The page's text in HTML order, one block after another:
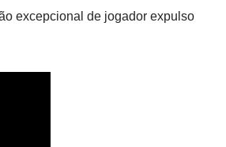
excepcional de jogador expulso